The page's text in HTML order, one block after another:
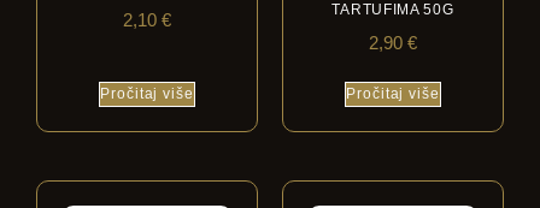
2,10 €
Pročitaj više
TARTUFIMA 50G
2,90 €
Pročitaj više